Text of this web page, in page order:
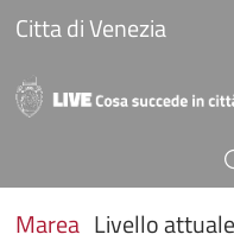
Salta al contenuto
Citta di Venezia
Marea Livello